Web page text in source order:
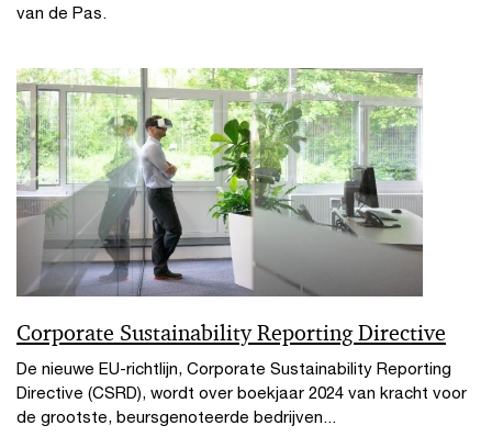
van de Pas.
Corporate Sustainability Reporting Directive
De nieuwe EU-richtlijn, Corporate Sustainability Reporting
Directive (CSRD), wordt over boekjaar 2024 van kracht voor
de grootste, beursgenoteerde bedrijven...